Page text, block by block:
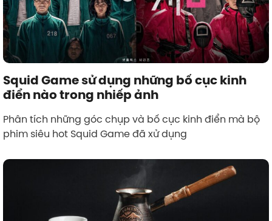
Squid Game sử dụng những bố cục kinh
điển nào trong nhiếp ảnh
Phân tích những góc chụp và bố cục kinh điển mà bộ
phim siêu hot Squid Game đã xử dụng